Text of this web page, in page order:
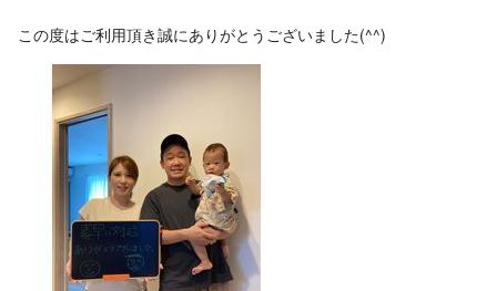
この度はご利用頂き誠にありがとうございました(^^)